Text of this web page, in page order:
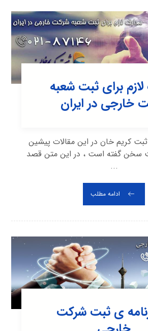
برای ثبت شعبه
خارجی در ایران
کریم خان در این مقالات پیشین
سخن گفته است ، در این متن قصد
...
ادامه مطلب
ی ثبت شرکت